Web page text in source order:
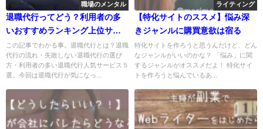
職場のメンタル
退職代行ってどう？利用者の多
いおすすめランキング上位サー
ビスを紹介
この記事でわかる事。退職代行とは？退職
代行の流れ・失敗しない退職代行の選び
方・利用者の多い退職代行人気サービス５
選。今回は退職代行が気になっ...
ライティング
【特化サイトのススメ】悩み深
きジャンルに購買意欲は宿る
特化サイトを作ろうと思うんだけど、どん
なジャンルがいいのかな？ 「悩み」に関
するジャンルがオススメだよ！ 特化サイ
トを作ろうと悩んでいるあ...